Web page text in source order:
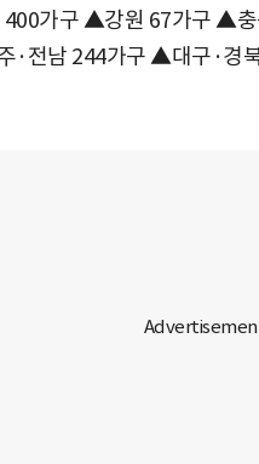
가구 ▲강원 67가구 ▲
·전남 244가구 ▲대구·경